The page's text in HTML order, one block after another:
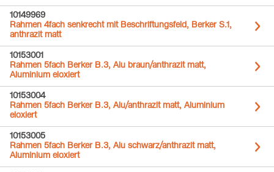
10149969
Rahmen 4fach senkrecht mit Beschriftungsfeld, Berker S.1,
anthrazit matt
10153001
Rahmen 5fach Berker B.3, Alu braun/anthrazit matt,
Aluminium eloxiert
10153004
Rahmen 5fach Berker B.3, Alu/anthrazit matt, Aluminium
eloxiert
10153005
Rahmen 5fach Berker B.3, Alu schwarz/anthrazit matt,
Aluminium eloxiert